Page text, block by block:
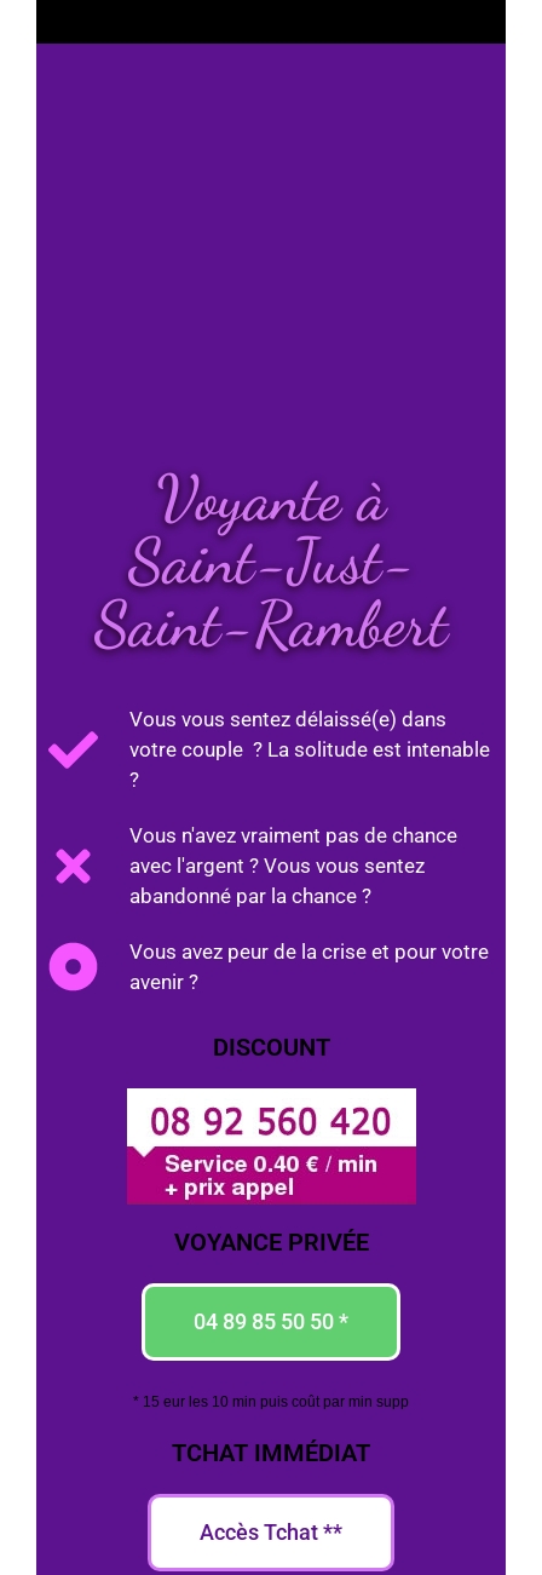
Voyante à
Saint-Just-
Saint-Rambert
Vous vous sentez délaissé(e) dans
votre couple ? La solitude est intenable
?
Vous n'avez vraiment pas de chance
avec l'argent ? Vous vous sentez
abandonné par la chance ?
Vous avez peur de la crise et pour votre
avenir ?
DISCOUNT
VOYANCE PRIVÉE
04 89 85 50 50 *
* 15 eur les 10 min puis coût par min supp
TCHAT IMMÉDIAT
Accès Tchat **